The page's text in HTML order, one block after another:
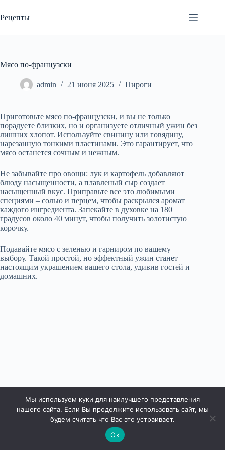
к
сути
Рецепты
Мясо по-французски
admin 21 июня 2025 Пироги
Приготовьте мясо по-французски, и вы не только
порадуете близких, но и организуете отличный ужин без
лишних хлопот. Используйте свинину или говядину,
нарезанную тонкими пластинами. Это гарантирует, что
мясо останется сочным и нежным.
Не забывайте про овощи: лук и картофель добавляют
блюду насыщенности, а плавленый сыр создает
насыщенный вкус. Приправьте все это любимыми
специями – солью и перцем, чтобы раскрылся аромат
каждого ингредиента. Запекайте в духовке на 180
градусов около 40 минут, чтобы получить золотистую
корочку.
Подавайте мясо с зеленью и гарниром по вашему
выбору. Такой простой, но эффектный ужин станет
настоящим украшением вашего стола, удивив гостей и
домашних.
Мы используем куки для наилучшего представления
нашего сайта. Если Вы продолжите использовать сайт, мы
будем считать что Вас это устраивает.
Ок